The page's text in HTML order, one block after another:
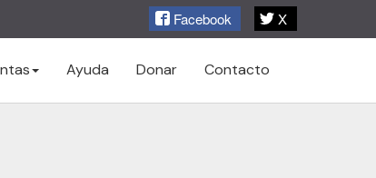
Facebook X
Ayuda Donar Contacto